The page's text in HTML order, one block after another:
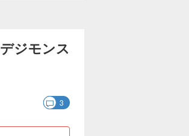
ジモンス
3